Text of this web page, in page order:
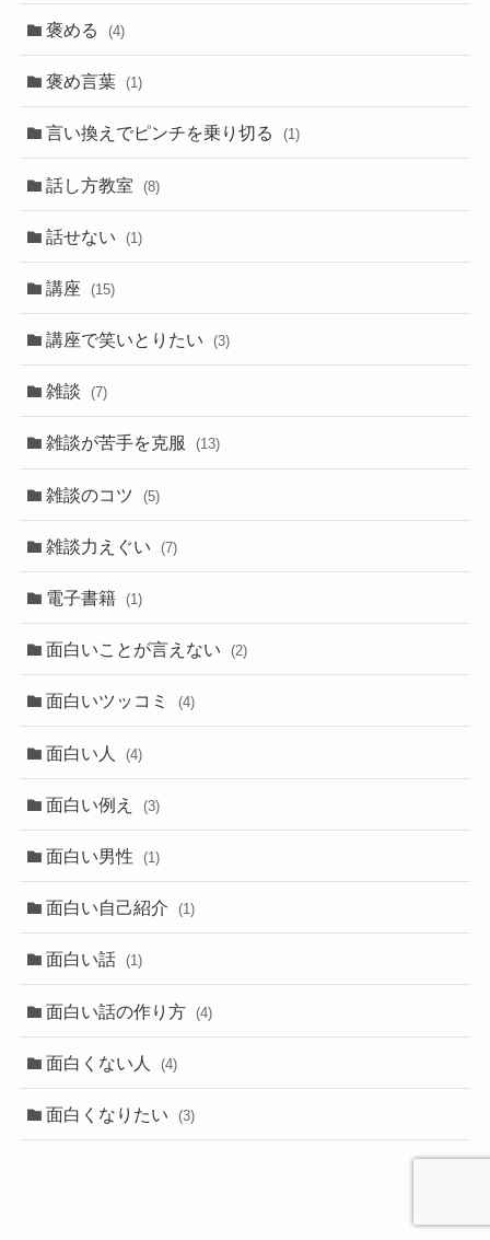
褒める (4)
褒め言葉 (1)
言い換えでピンチを乗り切る (1)
話し方教室 (8)
話せない (1)
講座 (15)
講座で笑いとりたい (3)
雑談 (7)
雑談が苦手を克服 (13)
雑談のコツ (5)
雑談力えぐい (7)
電子書籍 (1)
面白いことが言えない (2)
面白いツッコミ (4)
面白い人 (4)
面白い例え (3)
面白い男性 (1)
面白い自己紹介 (1)
面白い話 (1)
面白い話の作り方 (4)
面白くない人 (4)
面白くなりたい (3)